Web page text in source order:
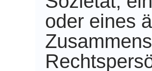
oder eines